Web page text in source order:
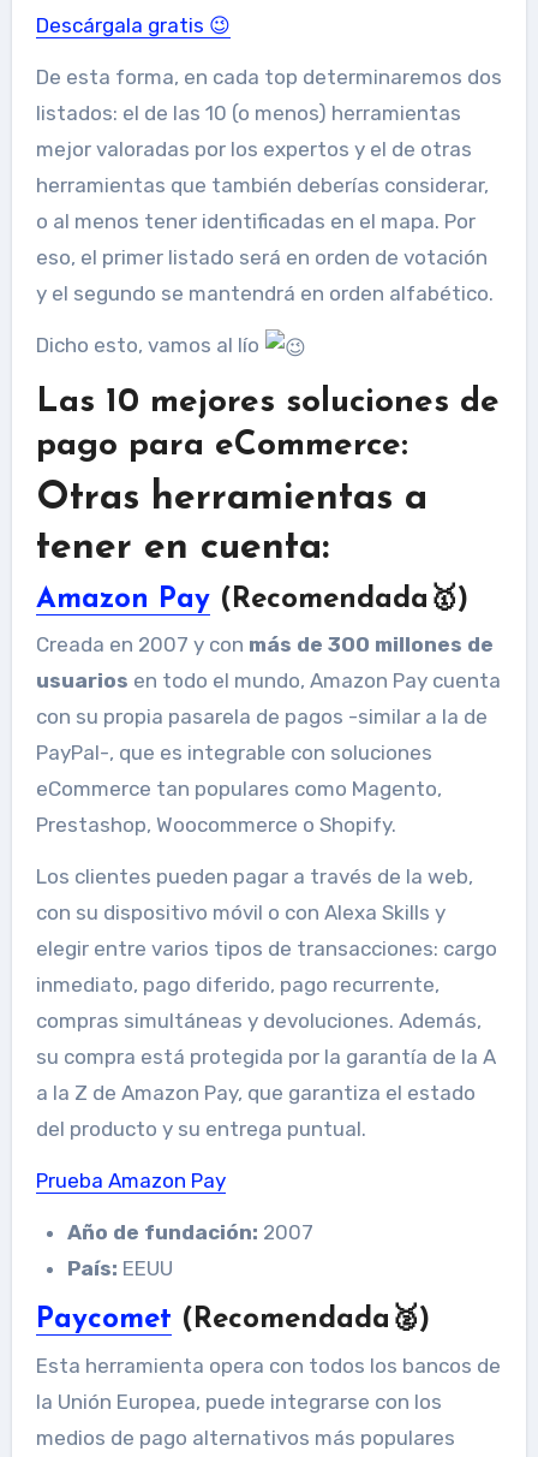
Descárgala gratis 😉
De esta forma, en cada top determinaremos dos
listados: el de las 10 (o menos) herramientas
mejor valoradas por los expertos y el de otras
herramientas que también deberías considerar,
o al menos tener identificadas en el mapa. Por
eso, el primer listado será en orden de votación
y el segundo se mantendrá en orden alfabético.
Dicho esto, vamos al lío
Las 10 mejores soluciones de
pago para eCommerce:
Otras herramientas a
tener en cuenta:
Amazon Pay(Recomendada🥇)
Creada en 2007 y con más de 300 millones de
usuarios en todo el mundo, Amazon Pay cuenta
con su propia pasarela de pagos -similar a la de
PayPal-, que es integrable con soluciones
eCommerce tan populares como Magento,
Prestashop, Woocommerce o Shopify.
Los clientes pueden pagar a través de la web,
con su dispositivo móvil o con Alexa Skills y
elegir entre varios tipos de transacciones: cargo
inmediato, pago diferido, pago recurrente,
compras simultáneas y devoluciones. Además,
su compra está protegida por la garantía de la A
a la Z de Amazon Pay, que garantiza el estado
del producto y su entrega puntual.
Prueba Amazon Pay
Año de fundación: 2007
País: EEUU
Paycomet (Recomendada🥈)
Esta herramienta opera con todos los bancos de
la Unión Europea, puede integrarse con los
medios de pago alternativos más populares